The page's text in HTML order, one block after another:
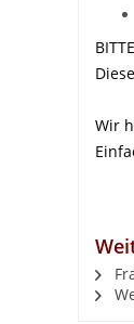
Wir